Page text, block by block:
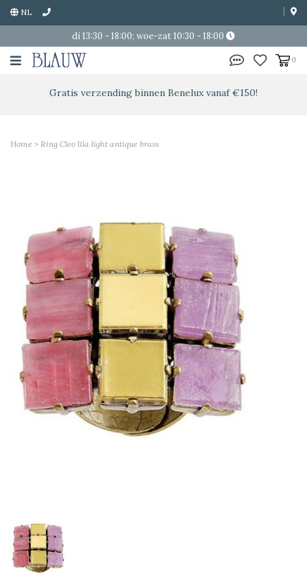
NL
di 13:30 - 18:00; woe-zat 10:30 - 18:00
0
Gratis verzending binnen Benelux vanaf €150!
Home > Ring Cleo lila light antique brass